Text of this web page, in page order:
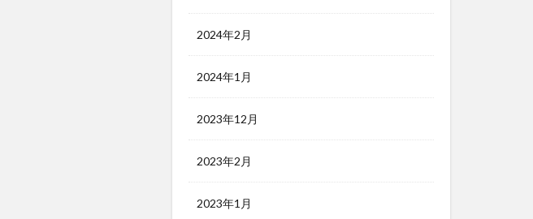
2024年2月
2024年1月
2023年12月
2023年2月
2023年1月